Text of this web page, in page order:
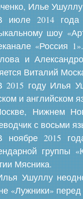
Илье Ушуллу
июле 2014 года
шоу
«Россия
и
Виталий
2015 году Илья
и английском
Нижнем
с восьми
ноябре 2015
группы
Мясника.
Ушуллу
«Лужники»